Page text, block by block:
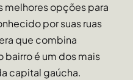
melhores opções para
por suas ruas
que combina
é um dos mais
capital gaúcha.